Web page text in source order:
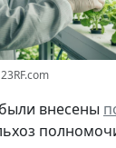
внесены